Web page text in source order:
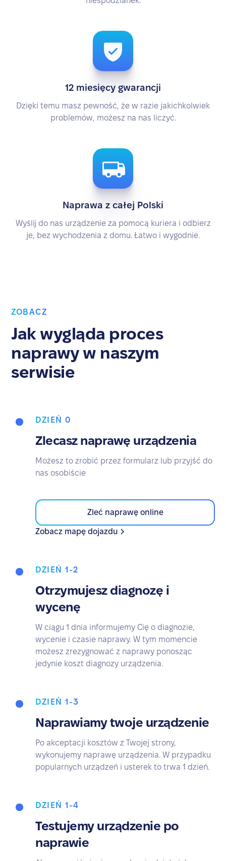
12 miesięcy gwarancji
Dzięki temu masz pewność, że w razie jakichkolwiek
problemów, możesz na nas liczyć.
Naprawa z całej Polski
Wyślij do nas urządzenie za pomocą kuriera i odbierz
je, bez wychodzenia z domu. Łatwo i wygodnie.
ZOBACZ
Jak wygląda proces
naprawy w naszym
serwisie
DZIEŃ 0
Zlecasz naprawę urządzenia
Możesz to zrobić przez formularz lub przyjść do
nas osobiście
Zleć naprawę online
Zobacz mapę dojazdu
DZIEŃ 1-2
Otrzymujesz diagnozę i
wycenę
W ciągu 1 dnia informujemy Cię o diagnozie,
wycenie i czasie naprawy. W tym momencie
możesz zrezygnować z naprawy ponosząc
jedynie koszt diagnozy urządzenia.
DZIEŃ 1-3
Naprawiamy twoje urządzenie
Po akceptacji kosztów z Twojej strony,
wykonujemy naprawę urządzenia. W przypadku
popularnych urządzeń i usterek to trwa 1 dzień.
DZIEŃ 1-4
Testujemy urządzenie po
naprawie